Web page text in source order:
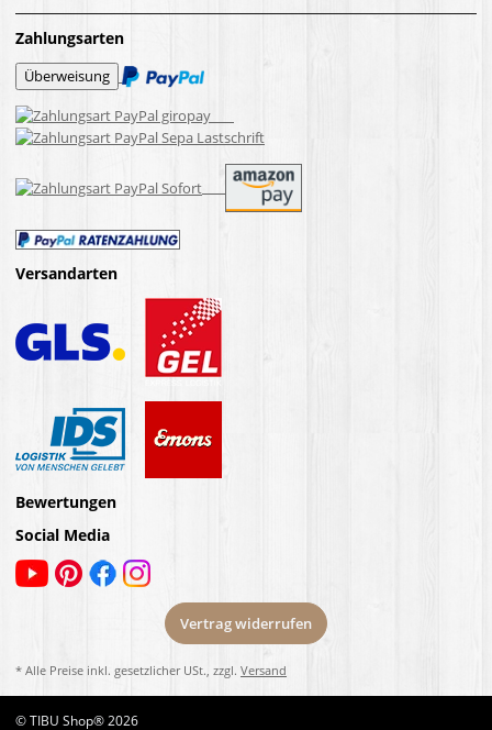
Zahlungsarten
Versandarten
Bewertungen
Social Media
Vertrag widerrufen
* Alle Preise inkl. gesetzlicher USt., zzgl. Versand
© TIBU Shop® 2026